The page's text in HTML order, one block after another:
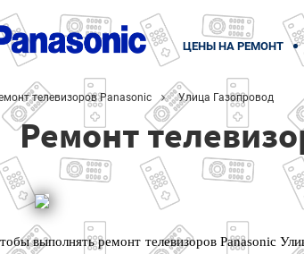
ЦЕНЫ НА РЕМОНТ
телевизоров Panasonic Улица Газопровод
Ремонт
выполнять ремонт телевизоров Panasonic